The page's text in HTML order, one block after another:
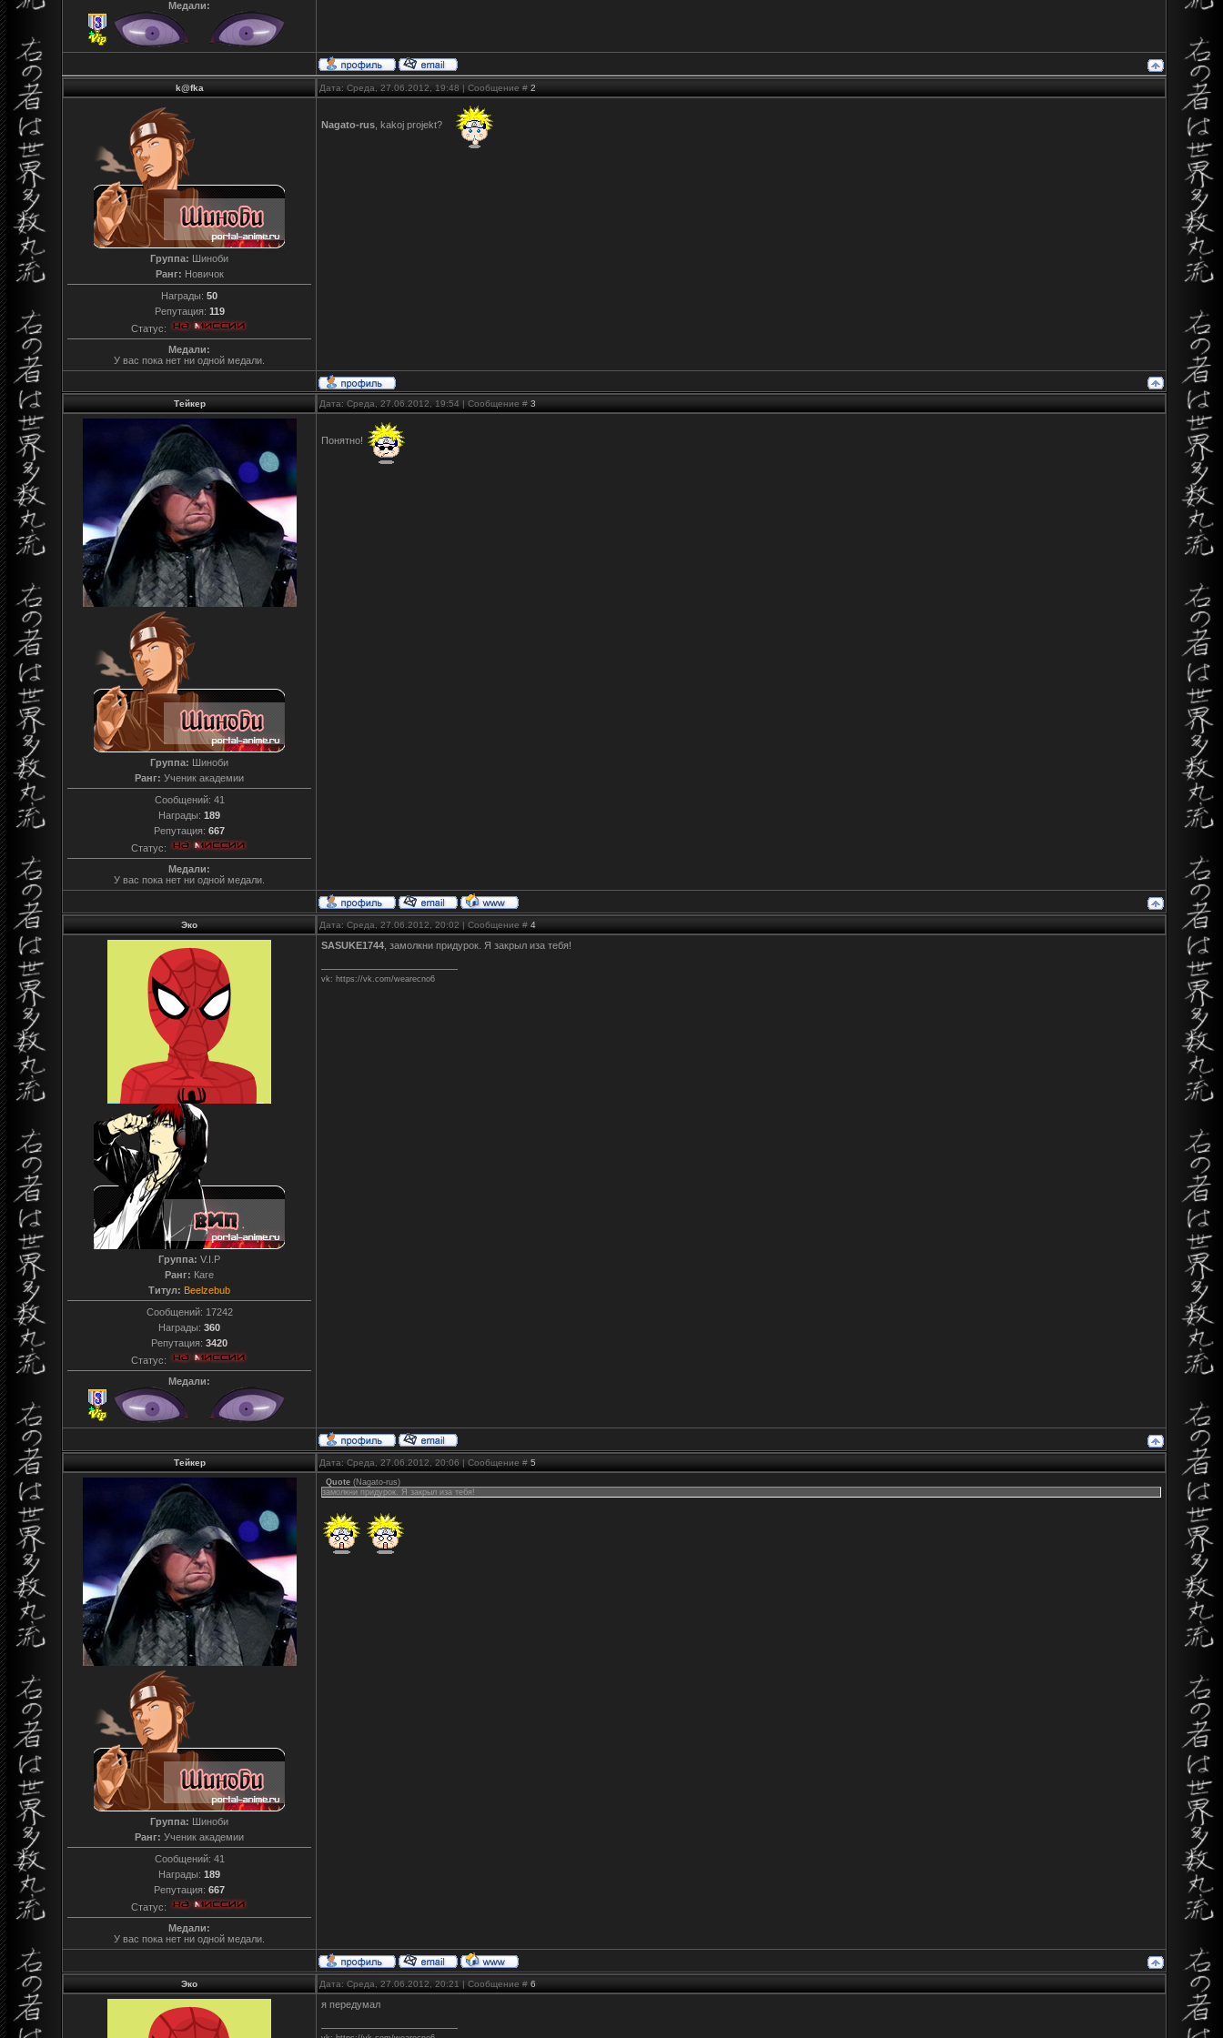
Медали:
k@fka Дата: Среда, 27.06.2012, 19:48 | Сообщение # 2
Группа: Шиноби
Ранг: Новичок
Награды: 50
Репутация: 119
Статус:
Медали:
У вас пока нет ни одной медали.
Nagato-rus , kakoj projekt?
Тейкер Дата: Среда, 27.06.2012, 19:54 | Сообщение # 3
Группа: Шиноби
Ранг: Ученик академии
Сообщений: 41
Награды: 189
Репутация: 667
Статус:
Медали:
У вас пока нет ни одной медали.
Понятно!
Эко Дата: Среда, 27.06.2012, 20:02 | Сообщение # 4
Группа: V.I.P
Ранг: Каге
Титул: Beelzebub
Сообщений: 17242
Награды: 360
Репутация: 3420
Статус:
Медали:
SASUKE1744 , замолкни придурок. Я закрыл иза тебя!
vk: https://vk.com/wearecno6
Тейкер Дата: Среда, 27.06.2012, 20:06 | Сообщение # 5
Группа: Шиноби
Ранг: Ученик академии
Сообщений: 41
Награды: 189
Репутация: 667
Статус:
Медали:
У вас пока нет ни одной медали.
Quote (Nagato-rus)
замолкни придурок. Я закрыл иза тебя!
Эко Дата: Среда, 27.06.2012, 20:21 | Сообщение # 6
я передумал